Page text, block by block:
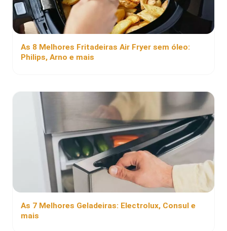
As 8 Melhores Fritadeiras Air Fryer sem óleo:
Philips, Arno e mais
As 7 Melhores Geladeiras: Electrolux, Consul e
mais